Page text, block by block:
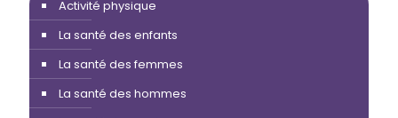
Activité physique
La santé des enfants
La santé des femmes
La santé des hommes